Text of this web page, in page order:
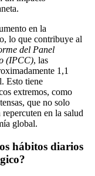
en la
lo que contribuye al
del Panel
(IPCC), las
1,1
Esto tiene
extremos, como
que no solo
en la salud
global.
hábitos diarios